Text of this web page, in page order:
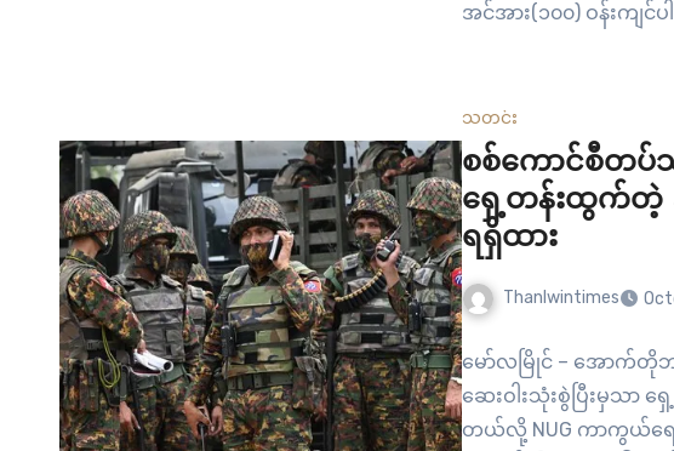
အင်အား(၁၀၀) ဝန်းကျင်
(၈)…
သတင်း
စစ်ကောင်စီတပ်သ
ရှေ့တန်းထွက်တဲ့
ရရှိထား
Thanlwintimes
မော်လမြိုင် – အောက်တို
ဆေးဝါးသုံးစွဲပြီးမှသ
တယ်လို့ NUG ကာကွယ်ရေး